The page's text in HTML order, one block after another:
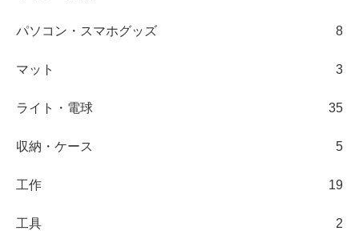
パソコン・スマホグッズ 8
マット 3
ライト・電球 35
収納・ケース 5
工作 19
工具 2